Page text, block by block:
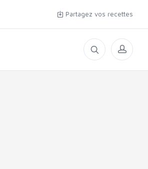
Partagez vos recettes